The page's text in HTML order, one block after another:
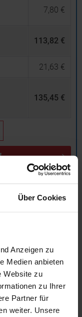
Über Cookies
Anzeigen zu
Medien anbieten
Website zu
zu Ihrer
Partner für
weiter. Unsere
7,80 €
113,82 €
21,63 €
135,45 €